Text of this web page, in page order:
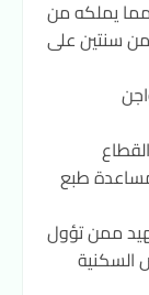
يملكه من
سنتين على
مساعدة طبع
ممن تؤول
السكنية